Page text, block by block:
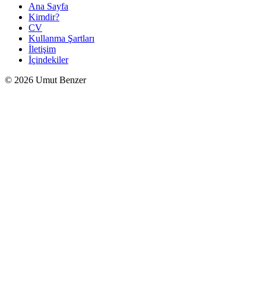
Ana Sayfa
Kimdir?
CV
Kullanma Şartları
İletişim
İçindekiler
© 2026 Umut Benzer